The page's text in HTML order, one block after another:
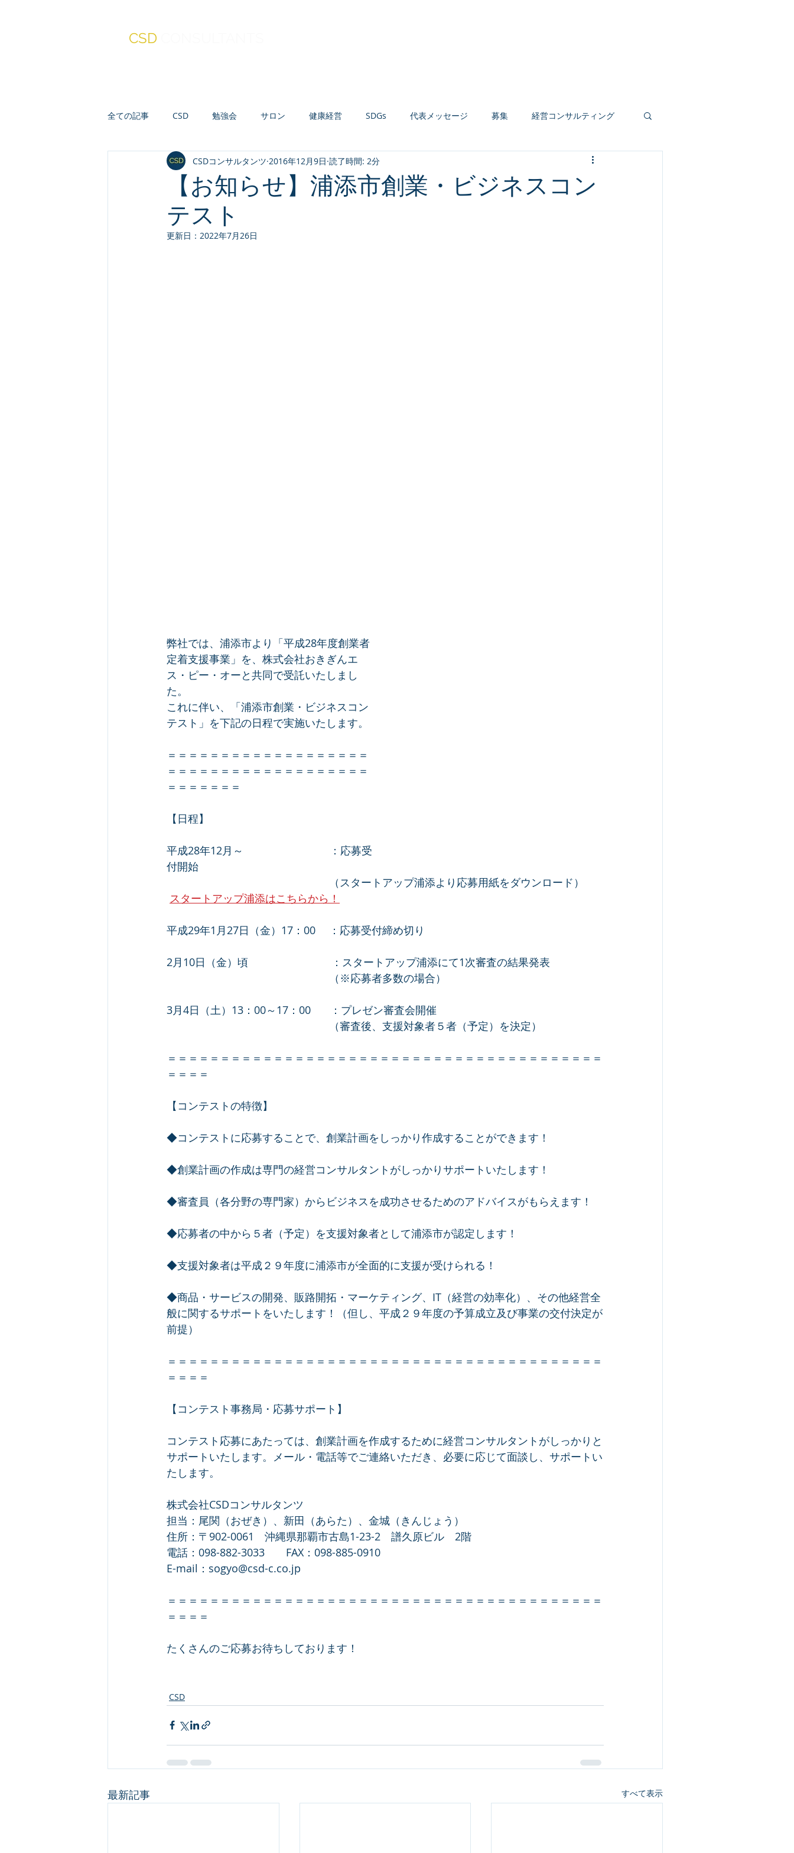
CSD
全ての記事 CSD 勉強会 サロン 健康経営 SDGs 代表メッセージ 募集 経営コンサルティング
真・報連相 セミナー 人材育成 組織活性化 収益力強化 人事評価制度
会計・財務・ファイナンス
【お知らせ】浦添市創業・ビジネスコン
テスト
CSDコンサルタンツ 2016年12月9日 読了時間: 2分
更新日： 2022年7月26日
弊社では、浦添市より「平成28年度創業者
定着支援事業」を、株式会社おきぎんエ
ス・ピー・オーと共同で受託いたしまし
た。
これに伴い、「浦添市創業・ビジネスコン
テスト」を下記の日程で実施いたします。
＝＝＝＝＝＝＝＝＝＝＝＝＝＝＝＝＝＝＝
＝＝＝＝＝＝＝＝＝＝＝＝＝＝＝＝＝＝＝
＝＝＝＝＝＝＝
【日程】
平成28年12月～  　　　　　　　  ：応募受
付開始
（スタートアップ浦添より応募用紙をダウンロード）
スタートアップ浦添はこちらから！
平成29年1月27日（金）17：00　 ：応募受付締め切り
2月10日（金）頃　　　　　　　   ：スタートアップ浦添にて1次審査の結果発表
（※応募者多数の場合）
3月4日（土）13：00～17：00　   ：プレゼン審査会開催
（審査後、支援対象者５者（予定）を決定）
＝＝＝＝＝＝＝＝＝＝＝＝＝＝＝＝＝＝＝＝＝＝＝＝＝＝＝＝＝＝＝＝＝＝＝＝＝＝＝＝＝
＝＝＝＝
【コンテストの特徴】
◆コンテストに応募することで、創業計画をしっかり作成することができます！
◆創業計画の作成は専門の経営コンサルタントがしっかりサポートいたします！
◆審査員（各分野の専門家）からビジネスを成功させるためのアドバイスがもらえます！
◆応募者の中から５者（予定）を支援対象者として浦添市が認定します！
◆支援対象者は平成２９年度に浦添市が全面的に支援が受けられる！
◆商品・サービスの開発、販路開拓・マーケティング、IT（経営の効率化）、その他経営全
般に関するサポートをいたします！（但し、平成２９年度の予算成立及び事業の交付決定が
前提）
＝＝＝＝＝＝＝＝＝＝＝＝＝＝＝＝＝＝＝＝＝＝＝＝＝＝＝＝＝＝＝＝＝＝＝＝＝＝＝＝＝
＝＝＝＝
【コンテスト事務局・応募サポート】
コンテスト応募にあたっては、創業計画を作成するために経営コンサルタントがしっかりと
サポートいたします。メール・電話等でご連絡いただき、必要に応じて面談し、サポートい
たします。
株式会社CSDコンサルタンツ
担当：尾関（おぜき）、新田（あらた）、金城（きんじょう）
住所：〒902-0061　沖縄県那覇市古島1-23-2　譜久原ビル　2階
電話：098-882-3033　　FAX：098-885-0910
E-mail：sogyo@csd-c.co.jp
＝＝＝＝＝＝＝＝＝＝＝＝＝＝＝＝＝＝＝＝＝＝＝＝＝＝＝＝＝＝＝＝＝＝＝＝＝＝＝＝＝
＝＝＝＝
たくさんのご応募お待ちしております！
CSD
最新記事 すべて表示